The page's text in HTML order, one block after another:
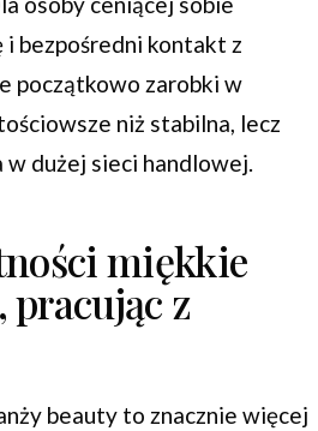
bezpośredni kontakt z
początkowo zarobki w
niż stabilna, lecz
dużej sieci handlowej.
miękkie
pracując z
beauty to znacznie więcej